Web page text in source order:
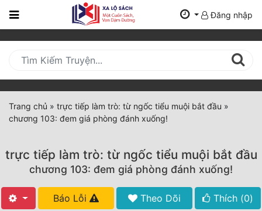
Trang
Mới
Cập
Nhật
(current)
Thể Loại
Tất Cả
Đăng nhập
Trang chủ » trực tiếp làm trò: từ ngốc tiểu muội bắt đầu »
chương 103: đem giá phòng đánh xuống!
trực tiếp làm trò: từ ngốc tiểu muội bắt đầu
chương 103: đem giá phòng đánh xuống!
Báo Lỗi Theo Dõi Thích (0)